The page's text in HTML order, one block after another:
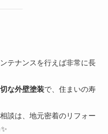
テナンスを行えば非常に長
な外壁塗装で、住まいの寿
談は、地元密着のリフォー